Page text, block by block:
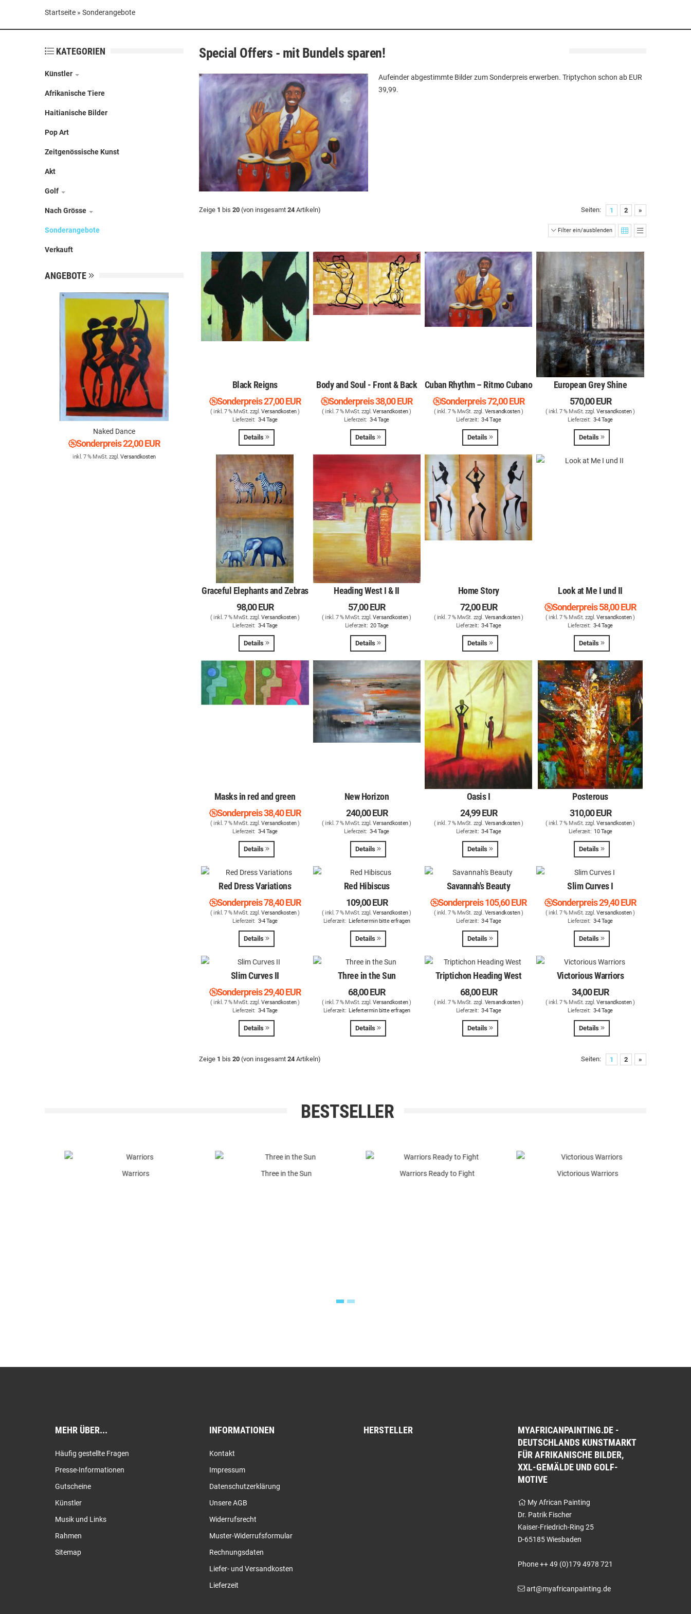
Startseite » Sonderangebote
Special Offers - mit Bundels sparen!
Aufeinder abgestimmte Bilder zum Sonderpreis erwerben. Triptychon schon ab EUR
39,99.
Zeige 1 bis20 (von insgesamt24 Artikeln) Seiten: 1 2 »
Filter ein/ausblenden
Black Reigns
Sonderpreis27,00 EUR
( inkl. 7 % MwSt. zzgl. Versandkosten)
Lieferzeit: 3-4 Tage
Details
Body and Soul - Front & Back
Sonderpreis38,00 EUR
( inkl. 7 % MwSt. zzgl.Versandkosten)
Lieferzeit: 3-4 Tage
Details
Cuban Rhythm – Ritmo Cubano
Sonderpreis72,00 EUR
( inkl. 7 % MwSt. zzgl. Versandkosten)
Lieferzeit:3-4 Tage
Details
European Grey Shine
570,00 EUR
( inkl. 7 % MwSt. zzgl.Versandkosten)
Lieferzeit: 3-4 Tage
Details
Graceful Elephants and Zebras
98,00 EUR
( inkl. 7 % MwSt. zzgl. Versandkosten)
Lieferzeit: 3-4 Tage
Details
Heading West I & II
57,00 EUR
( inkl. 7 % MwSt. zzgl.Versandkosten)
Lieferzeit:20 Tage
Details
Home Story
72,00 EUR
( inkl. 7 % MwSt. zzgl. Versandkosten)
Lieferzeit:3-4 Tage
Details
Look at Me I und II
Sonderpreis58,00 EUR
( inkl. 7 % MwSt. zzgl.Versandkosten)
Lieferzeit: 3-4 Tage
Details
Masks in red and green
Sonderpreis38,40 EUR
( inkl. 7 % MwSt. zzgl. Versandkosten)
Lieferzeit: 3-4 Tage
Details
New Horizon
240,00 EUR
( inkl. 7 % MwSt. zzgl.Versandkosten)
Lieferzeit: 3-4 Tage
Details
Oasis I
24,99 EUR
( inkl. 7 % MwSt. zzgl. Versandkosten)
Lieferzeit:3-4 Tage
Details
Posterous
310,00 EUR
( inkl. 7 % MwSt. zzgl.Versandkosten)
Lieferzeit: 10 Tage
Details
Red Dress Variations
Sonderpreis78,40 EUR
( inkl. 7 % MwSt. zzgl. Versandkosten)
Lieferzeit: 3-4 Tage
Details
Red Hibiscus
109,00 EUR
( inkl. 7 % MwSt. zzgl.Versandkosten)
Lieferzeit: Liefertermin bitte erfragen
Details
Savannah's Beauty
Sonderpreis105,60 EUR
( inkl. 7 % MwSt. zzgl. Versandkosten)
Lieferzeit:3-4 Tage
Details
Slim Curves I
Sonderpreis29,40 EUR
( inkl. 7 % MwSt. zzgl.Versandkosten)
Lieferzeit: 3-4 Tage
Details
Slim Curves II
Sonderpreis29,40 EUR
( inkl. 7 % MwSt. zzgl. Versandkosten)
Lieferzeit: 3-4 Tage
Details
Three in the Sun
68,00 EUR
( inkl. 7 % MwSt. zzgl.Versandkosten)
Lieferzeit: Liefertermin bitte erfragen
Details
Triptichon Heading West
68,00 EUR
( inkl. 7 % MwSt. zzgl. Versandkosten)
Lieferzeit:3-4 Tage
Details
Victorious Warriors
34,00 EUR
( inkl. 7 % MwSt. zzgl.Versandkosten)
Lieferzeit: 3-4 Tage
Details
Zeige 1 bis20 (von insgesamt24 Artikeln) Seiten: 1 2 »
KATEGORIEN
Künstler
Afrikanische Tiere
Haitianische Bilder
Pop Art
Zeitgenössische Kunst
Akt
Golf
Nach Grösse
Sonderangebote
Verkauft
ANGEBOTE
Naked Dance
Sonderpreis22,00 EUR
inkl. 7 % MwSt. zzgl.Versandkosten
BESTSELLER
Warriors Three in the Sun Warriors Ready to Fight Victorious Warriors
MEHR ÜBER...
Häufig gestellte Fragen
Presse-Informationen
Gutscheine
Künstler
Musik und Links
Rahmen
Sitemap
INFORMATIONEN
Kontakt
Impressum
Datenschutzerklärung
Unsere AGB
Widerrufsrecht
Muster-Widerrufsformular
Rechnungsdaten
Liefer- und Versandkosten
Lieferzeit
HERSTELLER
MYAFRICANPAINTING.DE -
DEUTSCHLANDS KUNSTMARKT
FÜR AFRIKANISCHE BILDER,
XXL-GEMÄLDE UND GOLF-
MOTIVE
My African Painting
Dr. Patrik Fischer
Kaiser-Friedrich-Ring 25
D-65185 Wiesbaden
Phone ++ 49 (0)179 4978 721
art@myafricanpainting.de